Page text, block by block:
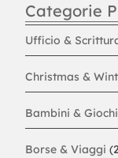
Categorie
Ufficio &
Christmas &
Bambini & Giochi
Borse & Viaggi